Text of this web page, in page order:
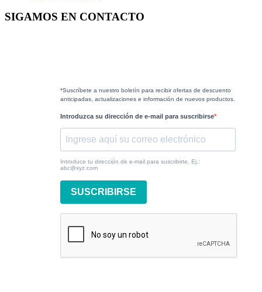
SIGAMOS EN CONTACTO
*Suscríbete a nuestro boletín para recibir ofertas de descuento
anticipadas, actualizaciones e información de nuevos productos.
Introduzca su dirección de e-mail para suscribirse
Introduce tu dirección de e-mail para suscribirte. Ej.:
abc@xyz.com
SUSCRIBIRSE